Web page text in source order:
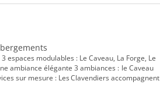
modulables : Le Caveau, La Forge, Le
ambiance élégante 3 ambiances : le Caveau
sur mesure : Les Clavendiers accompagnent